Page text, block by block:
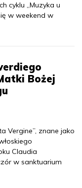
cyklu „Muzyka u
w weekend w
Bożej
Vergine”, znane jako
Claudia
w sanktuarium